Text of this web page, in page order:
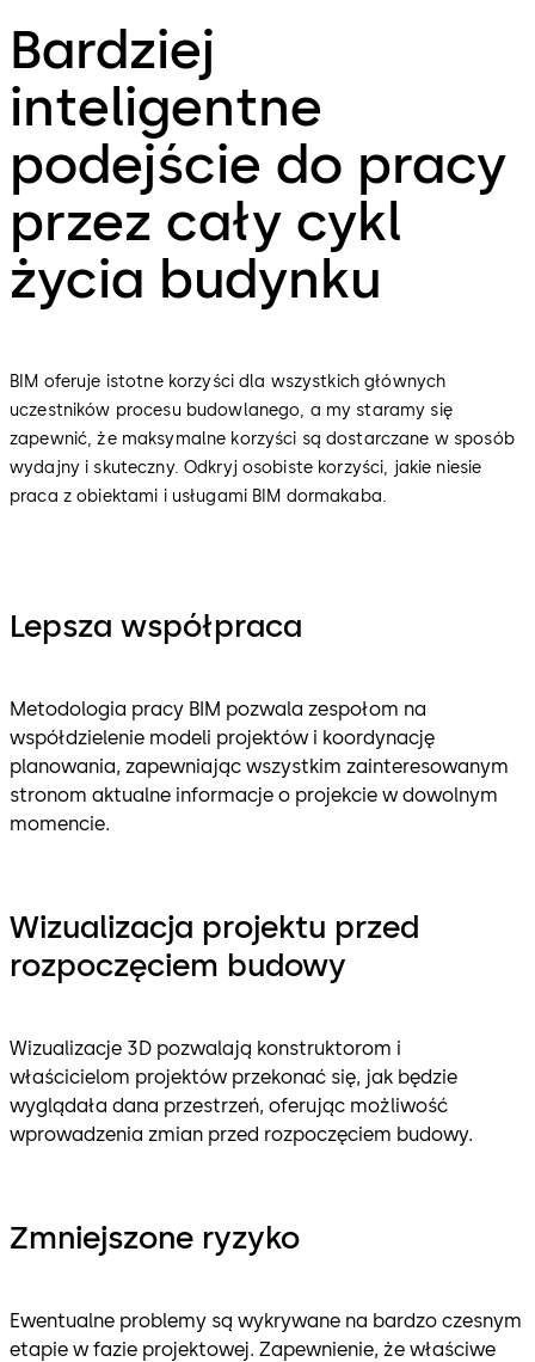
Bardziej
inteligentne
podejście do pracy
przez cały cykl
życia budynku
BIM oferuje istotne korzyści dla wszystkich głównych
uczestników procesu budowlanego, a my staramy się
zapewnić, że maksymalne korzyści są dostarczane w sposób
wydajny i skuteczny. Odkryj osobiste korzyści, jakie niesie
praca z obiektami i usługami BIM dormakaba.
Lepsza współpraca
Metodologia pracy BIM pozwala zespołom na
współdzielenie modeli projektów i koordynację
planowania, zapewniając wszystkim zainteresowanym
stronom aktualne informacje o projekcie w dowolnym
momencie.
Wizualizacja projektu przed
rozpoczęciem budowy
Wizualizacje 3D pozwalają konstruktorom i
właścicielom projektów przekonać się, jak będzie
wyglądała dana przestrzeń, oferując możliwość
wprowadzenia zmian przed rozpoczęciem budowy.
Zmniejszone ryzyko
Ewentualne problemy są wykrywane na bardzo czesnym
etapie w fazie projektowej. Zapewnienie, że właściwe